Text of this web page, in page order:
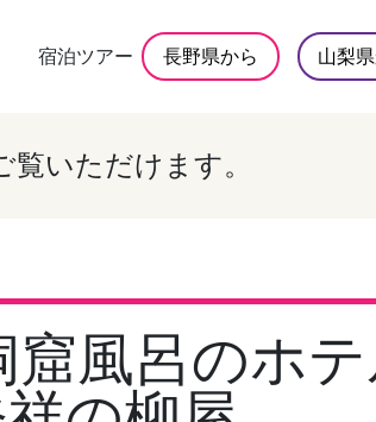
宿泊ツアー 長野県から 山梨
いただけます。
風呂のホ